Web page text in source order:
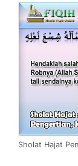
Sholat Hajat